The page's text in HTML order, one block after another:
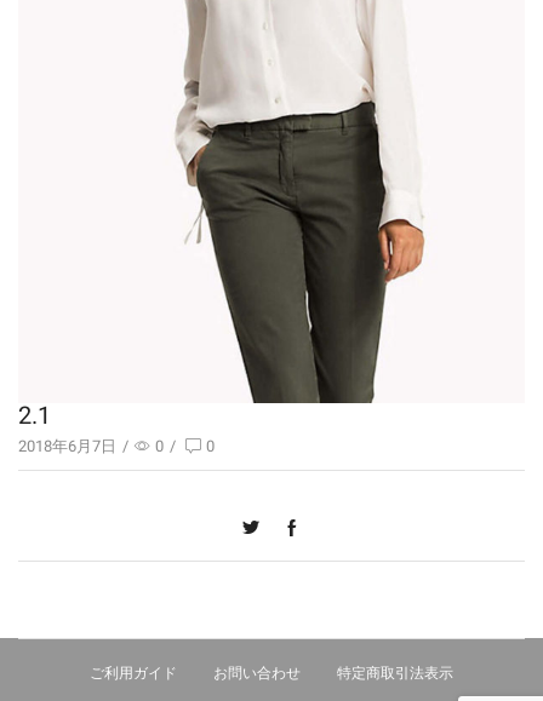
2.1
2018年6月7日 / 0 / 0
ご利用ガイド お問い合わせ 特定商取引法表示